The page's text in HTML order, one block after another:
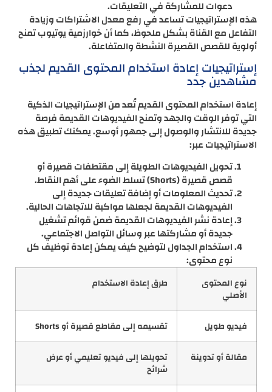
دعوات للمشاركة في التعليقات.
هذه الإستراتيجيات تساعد في رفع معدل الاشتراكات وزيادة
التفاعل مع القناة بشكل ملحوظ، كما أن خوارزمية يوتيوب تمنح
أولوية للقصص القصيرة النشطة والمتفاعلة.
إستراتيجيات إعادة استخدام المحتوى القديم لجذب
مشاهدين جدد
إعادة استخدام المحتوى القديم تُعد من الإستراتيجيات الذكية
التي توفر الوقت والجهد وتمنح الفيديوهات القديمة فرصة
جديدة للانتشار والوصول إلى جمهور أوسع. يمكنك تطبيق هذه
الاستراتيجيات عبر:
تحويل الفيديوهات الطويلة إلى مقتطفات قصيرة أو
قصص قصيرة (Shorts) تسلط الضوء على أهم النقاط.
تحديث المعلومات أو إضافة تعليقات جديدة إلى
الفيديوهات القديمة لجعلها مواكبة للاتجاهات الحالية.
إعادة نشر الفيديوهات القديمة ضمن قوائم تشغيل
جديدة أو مشاركتها عبر وسائل التواصل الاجتماعي.
استخدام الجداول لتوضيح كيف يمكن إعادة توظيف كل
نوع محتوى:
نوع المحتوى
الأصلي
طرق إعادة الاستخدام
فيديو طويل تقسيمه إلى مقاطع قصيرة أو Shorts
مقالة أو تدوينة
تحويلها إلى فيديو تعليمي أو عرض
شرائح